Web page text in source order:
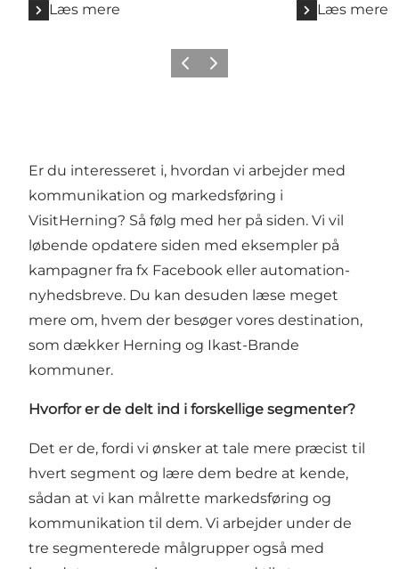
Læs mere Læs mere
Forrige billede
Næste billede
Er du interesseret i, hvordan vi arbejder med
kommunikation og markedsføring i
VisitHerning? Så følg med her på siden. Vi vil
løbende opdatere siden med eksempler på
kampagner fra fx Facebook eller automation-
nyhedsbreve. Du kan desuden læse meget
mere om, hvem der besøger vores destination,
som dækker Herning og Ikast-Brande
kommuner.
Hvorfor er de delt ind i forskellige segmenter?
Det er de, fordi vi ønsker at tale mere præcist til
hvert segment og lære dem bedre at kende,
sådan at vi kan målrette markedsføring og
kommunikation til dem. Vi arbejder under de
tre segmenterede målgrupper også med